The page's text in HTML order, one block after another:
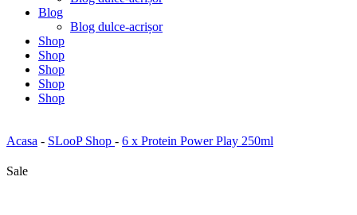
Blog
Blog dulce-acrișor
Shop
Shop
Shop
Shop
Shop
Acasa - SLooP Shop - 6 x Protein Power Play 250ml
Sale